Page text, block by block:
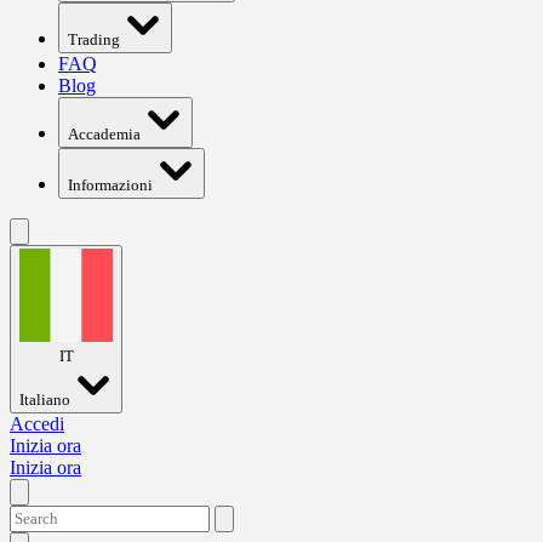
Trading
FAQ
Blog
Accademia
Informazioni
IT
Italiano
Accedi
Inizia ora
Inizia ora